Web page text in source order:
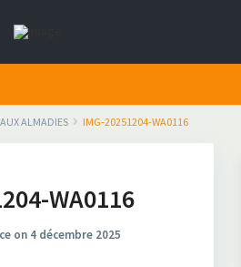
ALMADIES IMG-20251204-WA0116
WA0116
on 4 décembre 2025